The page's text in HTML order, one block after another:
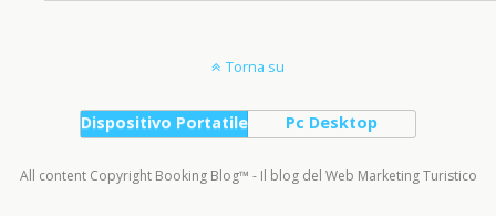
Torna su
Dispositivo Portatile Pc Desktop
All content Copyright Booking Blog™ - Il blog del Web Marketing Turistico